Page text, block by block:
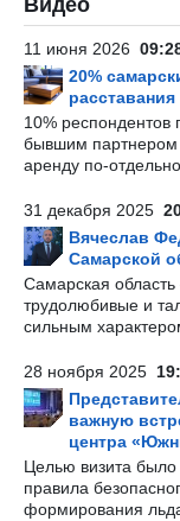
Видео
11 июня 2026
20%
расставания
10% респондентов
бывшим партнером
аренду по-
31 декабря 2025
Вячеслав
Самарской
Самарская область
трудолюбивые и
сильным
28 ноября 2025
важную
центра
Целью визита
правила
формирования